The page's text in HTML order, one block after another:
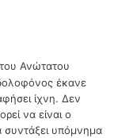
Ανώτατου
έκανε
ίχνη. Δεν
να είναι ο
συντάξει υπόμνημα